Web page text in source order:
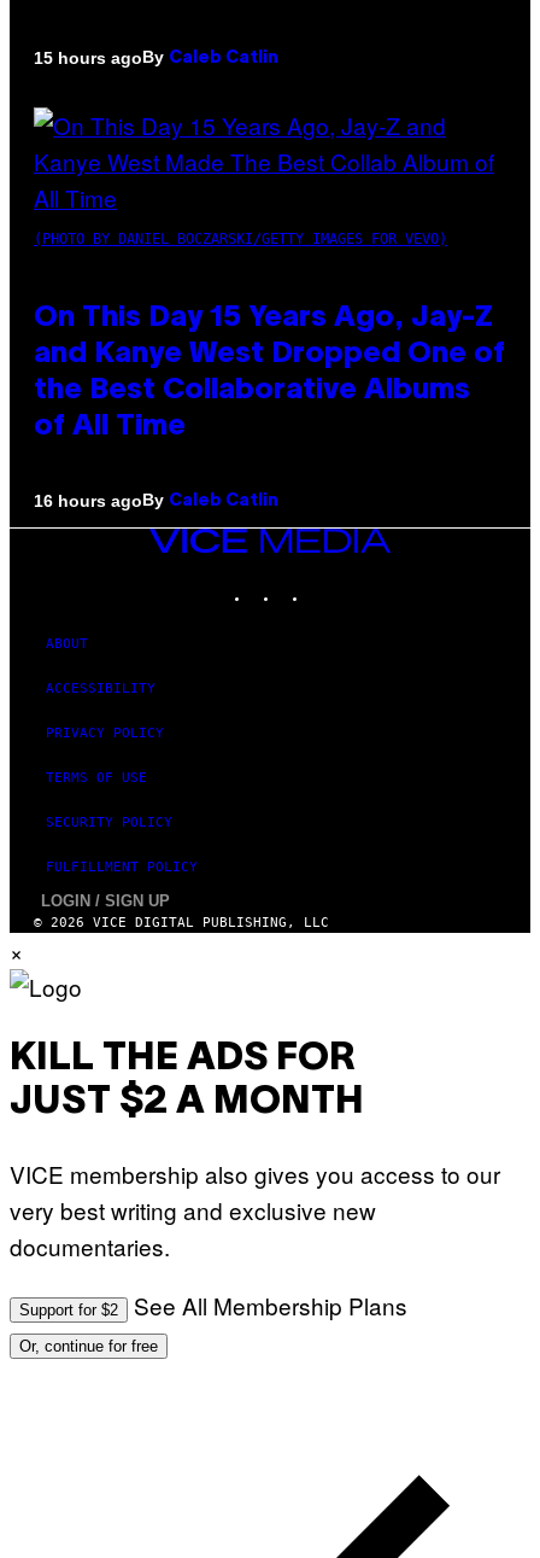
15 hours agoBy Caleb Catlin
(PHOTO BY DANIEL BOCZARSKI/GETTY IMAGES FOR VEVO)
On This Day 15 Years Ago, Jay-Z
and Kanye West Dropped One of
the Best Collaborative Albums
of All Time
16 hours agoBy Caleb Catlin
VICE
ABOUT
ACCESSIBILITY
PRIVACY POLICY
TERMS OF USE
SECURITY POLICY
FULFILLMENT POLICY
LOGIN / SIGN UP
© 2026 VICE DIGITAL PUBLISHING, LLC
×
KILL THE ADS FOR
JUST $2 A MONTH
VICE membership also gives you access to our
very best writing and exclusive new
documentaries.
Support for $2 See All Membership Plans
Or, continue for free